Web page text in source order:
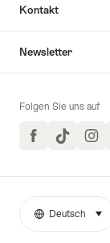
Kontakt
Inhalte
Newsletter
Folgen Sie uns auf
FacebookTikTok
Weitere
Sprache
Deutsch